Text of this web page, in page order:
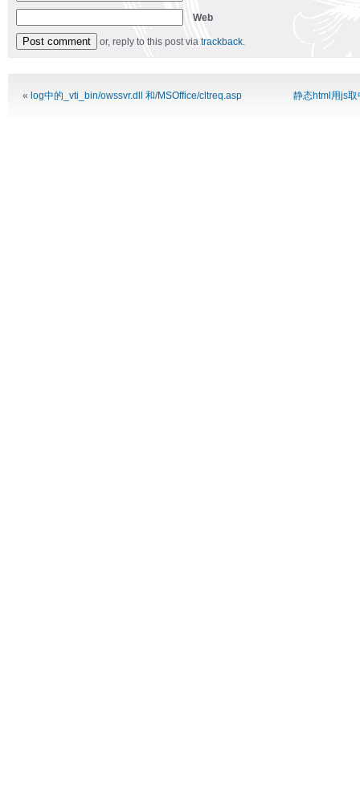
Web
or, reply to this post via trackback.
« log中的_vti_bin/owssvr.dll 和/MSOffice/cltreq.asp 静态html用js